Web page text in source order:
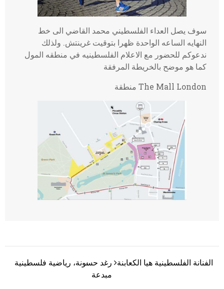
سوف يصل العداء الفلسطيني محمد القاضي الى خط
النهايه الساعه الواحدة ظهرا بتوقيت غرينتش. ولذلك
ندعوكم للحضور مع الاعلام الفلسطينيه في منطقه المول
كما هو موضح بالخريطة المرفقة
The Mall London منطقة
رغد حسونة، رياضية فلسطينية
مبدعة
الفنانة الفلسطينية هيا الكعابنة